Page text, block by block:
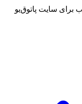
سایت پاتوق‌یو